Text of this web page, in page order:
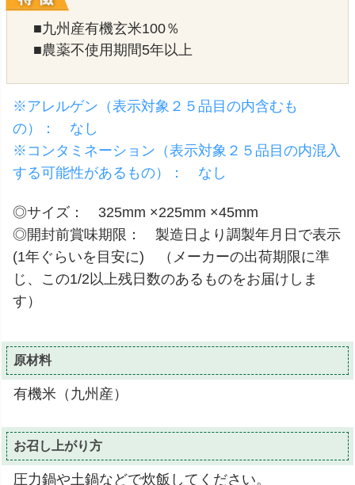
■九州産有機玄米100％
■農薬不使用期間5年以上
※アレルゲン（表示対象２５品目の内含むも
の）： なし
※コンタミネーション（表示対象２５品目の内混入
する可能性があるもの）： なし
◎サイズ： 325mm ×225mm ×45mm
◎開封前賞味期限： 製造日より調製年月日で表示
(1年ぐらいを目安に) （メーカーの出荷期限に準
じ、この1/2以上残日数のあるものをお届けしま
す）
原材料
有機米（九州産）
お召し上がり方
圧力鍋や土鍋などで炊飯してください。